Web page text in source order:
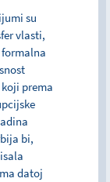
su
vlasti,
prema
bi,
datoj